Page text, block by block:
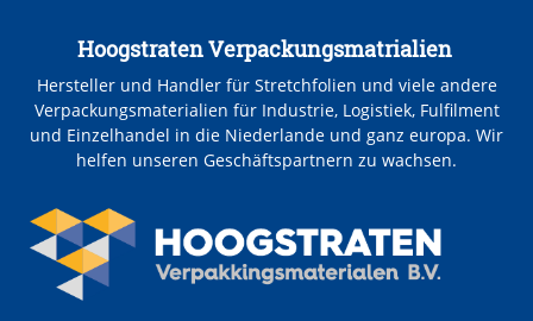
Hoogstraten Verpackungsmatrialien
Hersteller und Handler für Stretchfolien und viele andere
Verpackungsmaterialien für Industrie, Logistiek, Fulfilment
und Einzelhandel in die Niederlande und ganz europa. Wir
helfen unseren Geschäftspartnern zu wachsen.